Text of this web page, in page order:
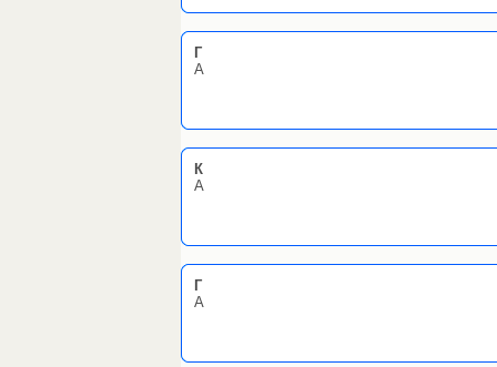
Г
А
К
А
Г
А